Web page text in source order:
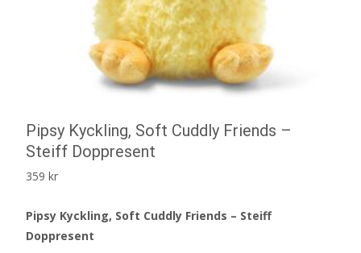
Pipsy Kyckling, Soft Cuddly Friends –
Steiff Doppresent
359 kr
Pipsy Kyckling, Soft Cuddly Friends – Steiff
Doppresent